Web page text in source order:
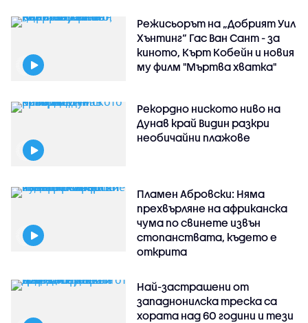
Режисьорът на „Добрият Уил
Хънтинг“ Гас Ван Сант - за
киното, Кърт Кобейн и новия
му филм "Мъртва хватка"
Рекордно ниското ниво на
Дунав край Видин разкри
необичайни плажове
Пламен Абровски: Няма
прехвърляне на африканска
чума по свинете извън
стопанствата, където е
открита
Най-застрашени от
западнонилска треска са
хората над 60 години и тези